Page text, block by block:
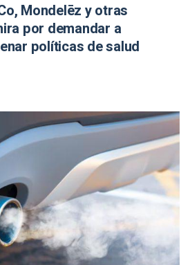
Mondelēz y otras
por demandar a
políticas de salud